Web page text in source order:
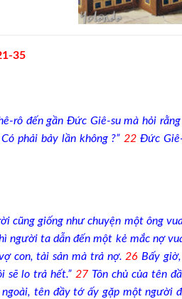
35
rô đến gần Đức Giê-su mà hỏi
phải bảy lần không ?” 22 Đức
cũng giống như chuyện một ông
người ta dẫn đến một kẻ mắc nợ
con, tài sản mà trả nợ. 26 Bấy
sẽ lo trả hết.” 27 Tôn chủ của tên
tên đầy tớ ấy gặp một người